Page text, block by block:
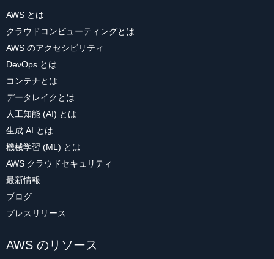
AWS とは
クラウドコンピューティングとは
AWS のアクセシビリティ
DevOps とは
コンテナとは
データレイクとは
人工知能 (AI) とは
生成 AI とは
機械学習 (ML) とは
AWS クラウドセキュリティ
最新情報
ブログ
プレスリリース
AWS のリソース